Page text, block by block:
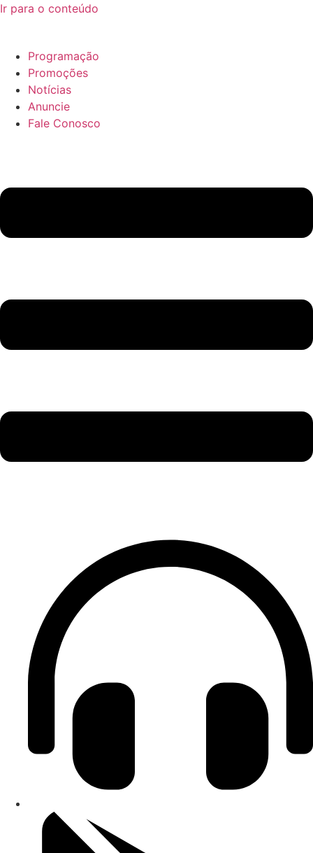
Ir para o conteúdo
Programação
Promoções
Notícias
Anuncie
Fale Conosco